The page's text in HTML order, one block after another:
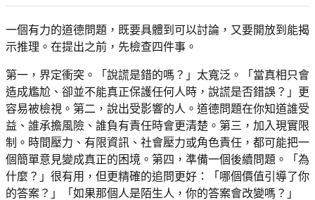
一個有力的道德問題，既要具體到可以討論，又要開放到能揭
示推理。在提出之前，先檢查四件事。
第一，界定衝突。「說謊是錯的嗎？」太寬泛。「當真相只會
造成尷尬、卻並不能真正保護任何人時，說謊是否錯誤？」更
容易被檢視。第二，說出受影響的人。道德問題在你知道誰受
益、誰承擔風險、誰負有責任時會更清楚。第三，加入現實限
制。時間壓力、有限資訊、社會壓力或角色責任，都可能把一
個簡單意見變成真正的困境。第四，準備一個後續問題。「為
什麼？」很有用，但更精確的追問更好：「哪個價值引導了你
的答案？」「如果那個人是陌生人，你的答案會改變嗎？」